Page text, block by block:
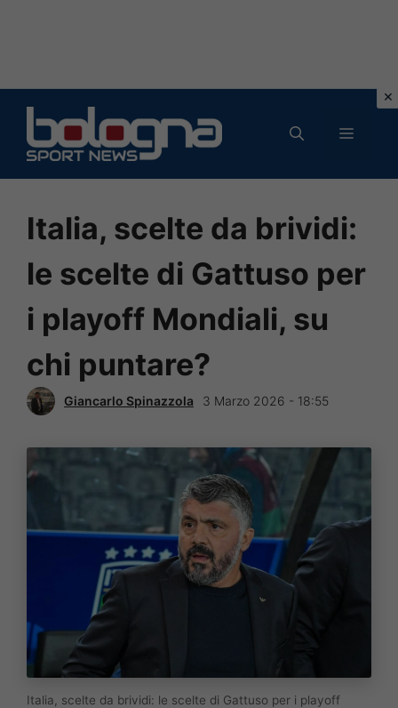
contenuto
MENU
Italia, scelte da brividi:
le scelte di Gattuso per
i playoff Mondiali, su
chi puntare?
Giancarlo Spinazzola 3 Marzo 2026 - 18:55
Italia, scelte da brividi: le scelte di Gattuso per i playoff